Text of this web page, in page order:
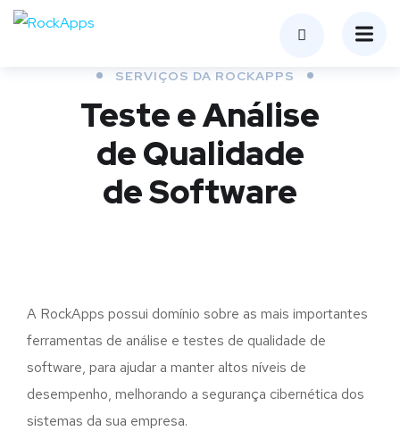
SERVIÇOS DA ROCKAPPS
Teste e Análise
de Qualidade
de Software
A RockApps possui domínio sobre as mais importantes
ferramentas de análise e testes de qualidade de
software, para ajudar a manter altos níveis de
desempenho, melhorando a segurança cibernética dos
sistemas da sua empresa.